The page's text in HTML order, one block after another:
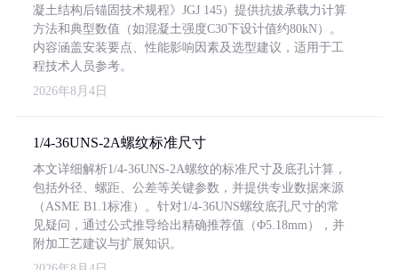
凝土结构后锚固技术规程》JGJ 145）提供抗拔承载力计算
方法和典型数值（如混凝土强度C30下设计值约80kN）。
内容涵盖安装要点、性能影响因素及选型建议，适用于工
程技术人员参考。
2026年8月4日
1/4-36UNS-2A螺纹标准尺寸
本文详细解析1/4-36UNS-2A螺纹的标准尺寸及底孔计算，
包括外径、螺距、公差等关键参数，并提供专业数据来源
（ASME B1.1标准）。针对1/4-36UNS螺纹底孔尺寸的常
见疑问，通过公式推导给出精确推荐值（Φ5.18mm），并
附加工艺建议与扩展知识。